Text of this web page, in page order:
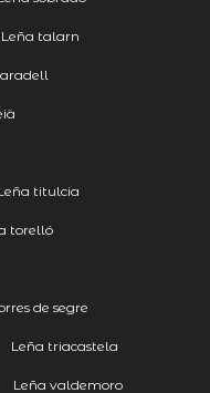
Leña talarn
titulcia
torelló
de segre
Leña triacastela
Leña valdemoro